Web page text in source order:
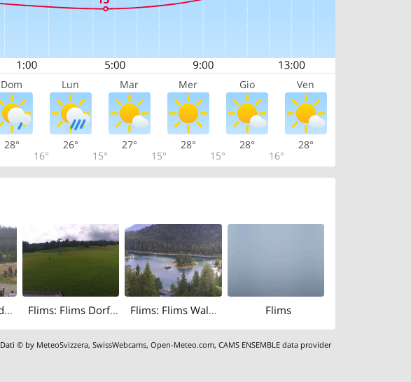
Dom Lun Mar Mer Gio Ven
28°
16°
26°
15°
27°
15°
28°
15°
28°
16°
28°
rocksresort - Riders Palace Flims: Flims Dorf: Talstation Flims Flims: Flims Waldhaus: Caumasee Flims
Dati © by MeteoSvizzera,SwissWebcams,Open-Meteo.com,CAMS ENSEMBLE data provider